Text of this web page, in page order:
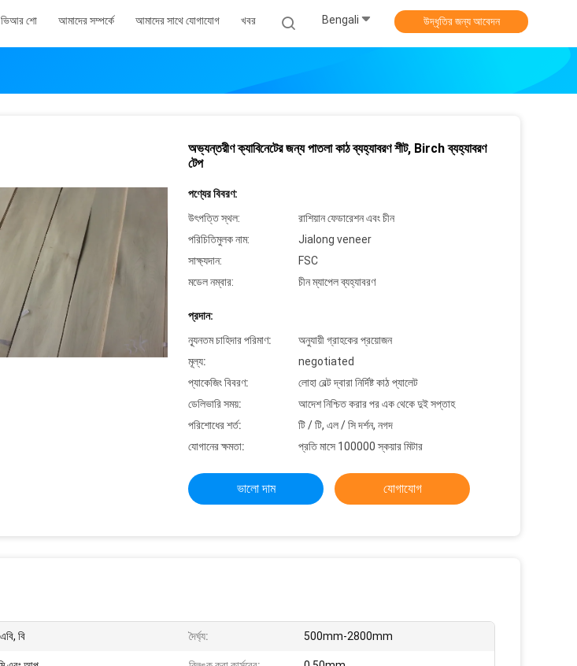
ভিআর শো আমাদের সম্পর্কে আমাদের সাথে যোগাযোগ খবর Bengali উদ্ধৃতির জন্য আবেদন
অভ্যন্তরীণ ক্যাবিনেটের জন্য পাতলা কাঠ ব্যহ্যাবরণ শীট, Birch ব্যহ্যাবরণ
টেপ
পণ্যের বিবরণ:
উৎপত্তি স্থল:
রাশিয়ান ফেডারেশন এবং চীন
পরিচিতিমুলক নাম:
Jialong veneer
সাক্ষ্যদান:
FSC
মডেল নম্বার:
চীন ম্যাপেল ব্যহ্যাবরণ
প্রদান:
ন্যূনতম চাহিদার পরিমাণ:
অনুযায়ী গ্রাহকের প্রয়োজন
মূল্য:
negotiated
প্যাকেজিং বিবরণ:
লোহা বেল্ট দ্বারা নির্দিষ্ট কাঠ প্যালেট
ডেলিভারি সময়:
আদেশ নিশ্চিত করার পর এক থেকে দুই সপ্তাহ
পরিশোধের শর্ত:
টি / টি, এল / সি দর্শন, নগদ
যোগানের ক্ষমতা:
প্রতি মাসে 100000 স্কয়ার মিটার
ভালো দাম যোগাযোগ
বি দৈর্ঘ্য: 500mm-2800mm